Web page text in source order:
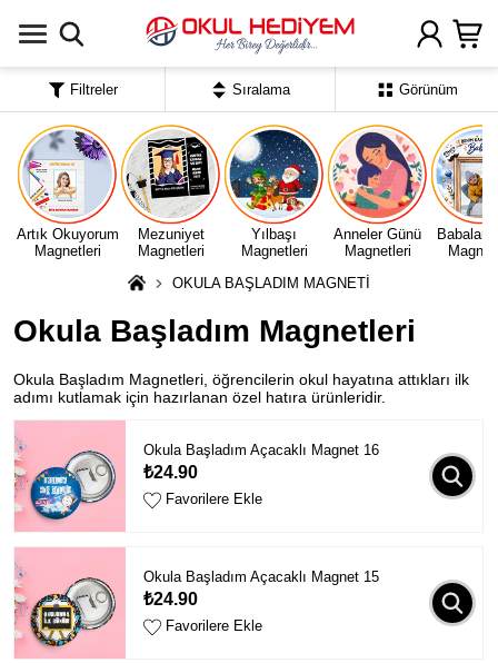
Artık Okuyorum
Magnetleri
Mezuniyet
Magnetleri
Yılbaşı
Magnetleri
Anneler Günü
Magnetleri
Babalar
OKULA BAŞLADIM MAGNETİ
Okula Başladım Magnetleri
Okula Başladım Magnetleri, öğrencilerin okul hayatına attıkları ilk
adımı kutlamak için hazırlanan özel hatıra ürünleridir.
Okula Başladım Açacaklı Magnet 16
₺24.90
Favorilere Ekle
Okula Başladım Açacaklı Magnet 15
₺24.90
Favorilere Ekle
Filtreler Sıralama Görünüm
Uygulamada Aç